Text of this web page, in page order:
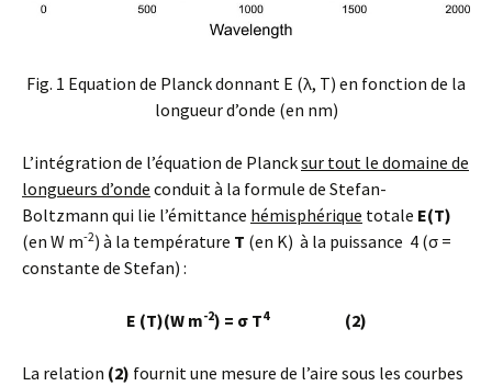
Fig. 1 Equation de Planck donnant E (λ, T) en fonction de la
longueur d’onde (en nm)
L’intégration de l’équation de Plancksur tout le domaine de
longueurs d’onde conduit à la formule de Stefan-
Boltzmann qui lie l’émittance hémisphérique totale E(T)
(en W m-2) à la température T (en K) à la puissance 4 (σ =
constante de Stefan) :
E (T)(W m-2) = σ T4 (2)
La relation (2) fournit une mesure de l’aire sous les courbes